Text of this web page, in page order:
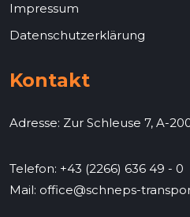
Impressum
Datenschutzerklärung
Kontakt
Adresse: Zur Schleuse 7, A-
Telefon: +43 (2266) 636 49 - 0
Mail: office@schneps-